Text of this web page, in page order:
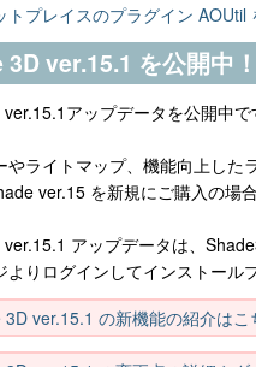
トプレイスのプラグイン AOUtil
ver.15.1 を公開中！
アップデータを公開中で
やライトマップ、機能向上した
ver.15 を新規にご購入の場
アップデータは、
よりログインしてインストール
ver.15.1 の新機能の紹介は